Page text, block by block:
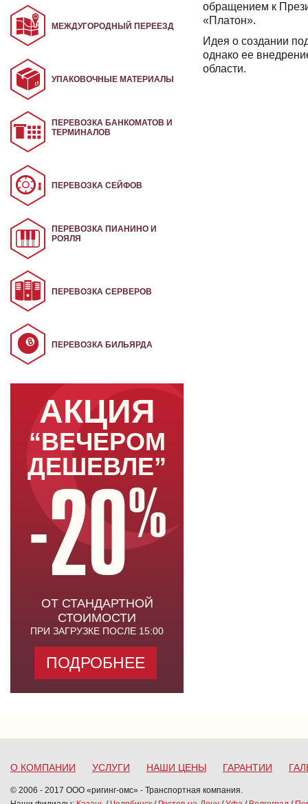
обращением к
«Платон».
Идея о создании
однако ее
области.
МЕЖДУГОРОДНЫЙ ПЕРЕЕЗД
УПАКОВОЧНЫЕ МАТЕРИАЛЫ
ПЕРЕВОЗКА БАНКОМАТОВ И
ТЕРМИНАЛОВ
ПЕРЕВОЗКА СЕЙФОВ
ПЕРЕВОЗКА ПИАНИНО И
РОЯЛЯ
ПЕРЕВОЗКА СЕРВЕРОВ
ПЕРЕВОЗКА БИЛЬЯРДА
АКЦИЯ
“ВЕЧЕРОМ
ДЕШЕВЛЕ”
ОТ СТАНДАРТНОЙ
СТОИМОСТИ
ПРИ ЗАГРУЗКЕ ПОСЛЕ 15:00
ПОДРОБНЕЕ
О КОМПАНИИ УСЛУГИ НАШИ ЦЕНЫ ГАРАНТИИ
© 2006 - 2017 ООО «ригинг-омс» - Транспортная компания.